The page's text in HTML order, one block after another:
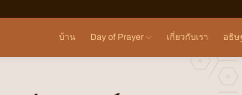
บ้าน Day of Prayer เกี่ยวกับเรา อธิษ